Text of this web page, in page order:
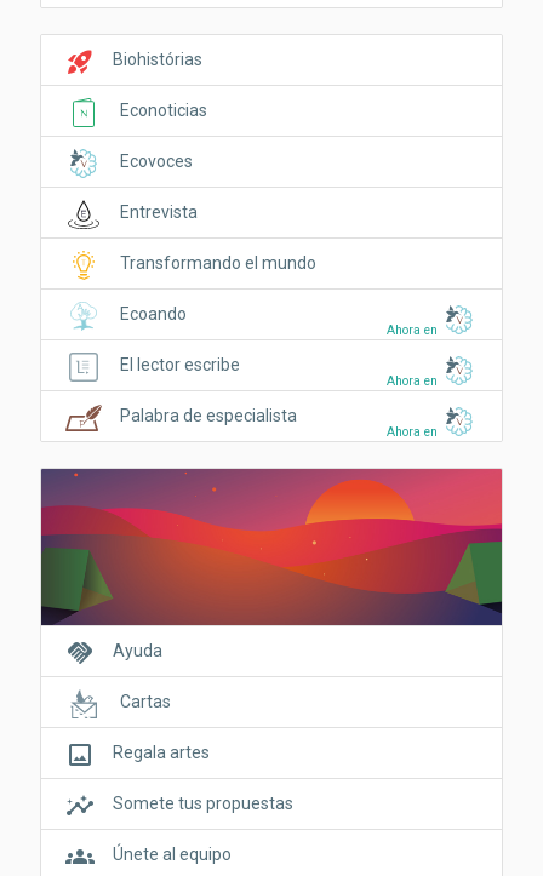
rocket_launch Biohistórias
Econoticias
Ecovoces
Entrevista
Transformando el mundo
Ahora en
Ecoando
Ahora en
El lector escribe
Ahora en
Palabra de especialista
handshake Ayuda
Cartas
crop_original Regala artes
insights Somete tus propuestas
groups Únete al equipo